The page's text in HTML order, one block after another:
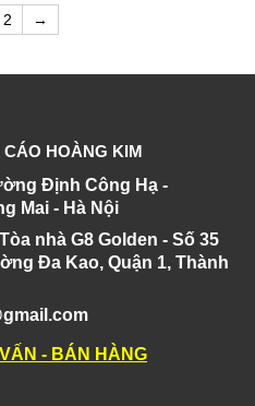
2 →
HOÀNG KIM
Định Công Hạ -
Mai - Hà Nội
nhà G8 Golden - Số 35
Đa Kao, Quận 1, Thành
- BÁN HÀNG